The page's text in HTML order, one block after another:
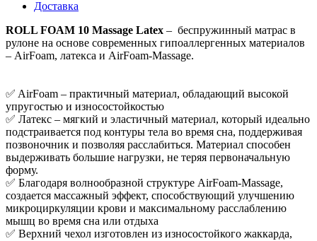
Доставка
ROLL FOAM 10 Massage Latex – беспружинный матрас в
рулоне на основе современных гипоаллергенных материалов
– AirFoam, латекса и AirFoam-Massage.
✅ AirFoam – практичный материал, обладающий высокой
упругостью и износостойкостью
✅ Латекс – мягкий и эластичный материал, который идеально
подстраивается под контуры тела во время сна, поддерживая
позвоночник и позволяя расслабиться. Материал способен
выдерживать большие нагрузки, не теряя первоначальную
форму.
✅ Благодаря волнообразной структуре AirFoam-Massage,
создается массажный эффект, способствующий улучшению
микроциркуляции крови и максимальному расслаблению
мышц во время сна или отдыха
✅ Верхний чехол изготовлен из износостойкого жаккарда,